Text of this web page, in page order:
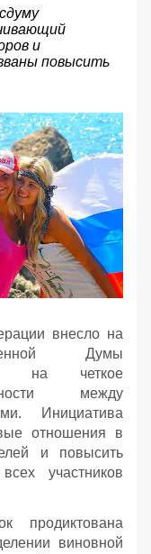
и
повысить
внесло на
Думы
на четкое
между
Инициатива
отношения в
и повысить
участников
продиктована
виновной